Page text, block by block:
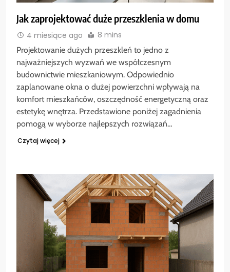
Jak zaprojektować duże przeszklenia w domu
4 miesiące ago 8 mins
Projektowanie dużych przeszkleń to jedno z
najważniejszych wyzwań we współczesnym
budownictwie mieszkaniowym. Odpowiednio
zaplanowane okna o dużej powierzchni wpływają na
komfort mieszkańców, oszczędność energetyczną oraz
estetykę wnętrza. Przedstawione poniżej zagadnienia
pomogą w wyborze najlepszych rozwiązań…
Czytaj więcej